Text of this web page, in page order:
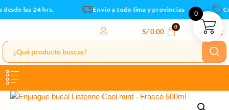
al
las 24 hrs. Envio a todo lima y provincias
S/0.00
Enjuague
0
Frasco
cantidad